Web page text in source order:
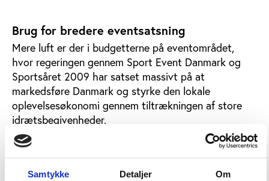
Samtykke Detaljer Om
Brug for bredere eventsatsning
Mere luft er der i budgetterne på eventområdet,
hvor regeringen gennem Sport Event Danmark og
Sportsåret 2009 har satset massivt på at
markedsføre Danmark og styrke den lokale
oplevelsesøkonomi gennem tiltrækningen af store
idrætsbegivenheder.
I sin beretning opfordrede Niels Nygaard til, at man
kigger ud over 2009 og gør en større indsats for at
brede eventsatsningen ud, så den ikke får for